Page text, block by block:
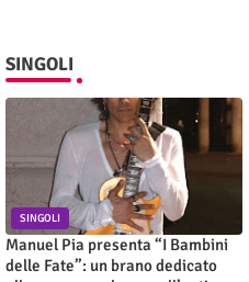
SINGOLI
SINGOLI
Manuel Pia presenta “I Bambini
delle Fate”: un brano dedicato